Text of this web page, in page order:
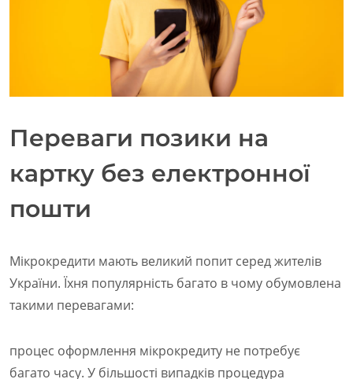
Переваги позики на
картку без електронної
пошти
Мікрокредити мають великий попит серед жителів
України. Їхня популярність багато в чому обумовлена
такими перевагами:
процес оформлення мікрокредиту не потребує
багато часу. У більшості випадків процедура